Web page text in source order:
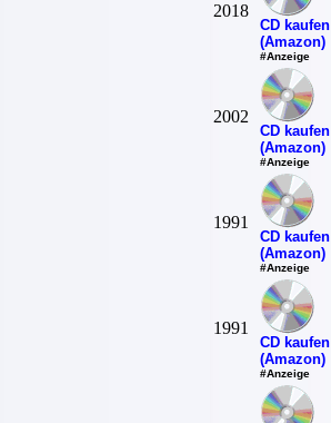
2018
CD kaufen
(Amazon)
#Anzeige
2002
CD kaufen
(Amazon)
#Anzeige
1991
CD kaufen
(Amazon)
#Anzeige
1991
CD kaufen
(Amazon)
#Anzeige